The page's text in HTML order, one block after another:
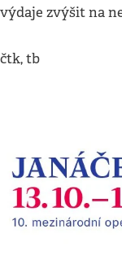
výdaje zvýšit na
čtk, tb